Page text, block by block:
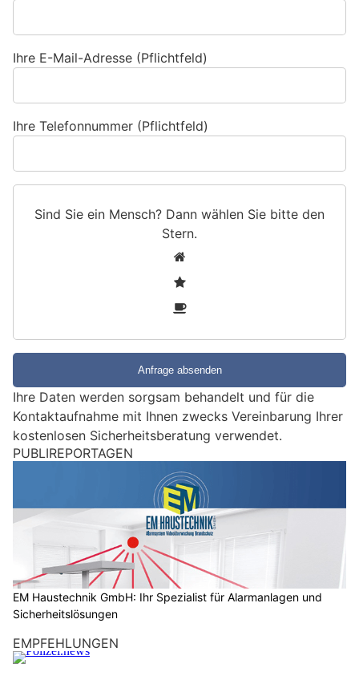
Ihre E-Mail-Adresse (Pflichtfeld)
Ihre Telefonnummer (Pflichtfeld)
Sind Sie ein Mensch? Dann wählen Sie bitte den
Stern.
e
i
n
M
e
c
h
D
a
n
n
w
Ihre Daten werden sorgsam behandelt und für die
Kontaktaufnahme mit Ihnen zwecks Vereinbarung Ihrer
kostenlosen Sicherheitsberatung verwendet.
PUBLIREPORTAGEN
EM Haustechnik GmbH: Ihr Spezialist für Alarmanlagen und
Sicherheitslösungen
EMPFEHLUNGEN